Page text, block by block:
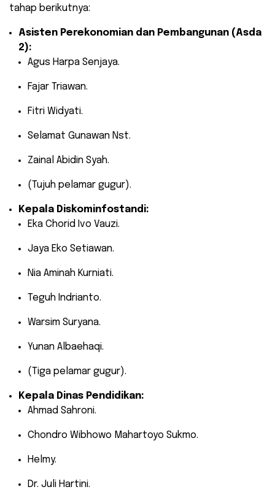
tahap berikutnya:
Asisten Perekonomian dan Pembangunan (Asda
2):
Agus Harpa Senjaya.
Fajar Triawan.
Fitri Widyati.
Selamat Gunawan Nst.
Zainal Abidin Syah.
(Tujuh pelamar gugur).
Kepala Diskominfostandi:
Eka Chorid Ivo Vauzi.
Jaya Eko Setiawan.
Nia Aminah Kurniati.
Teguh Indrianto.
Warsim Suryana.
Yunan Albaehaqi.
(Tiga pelamar gugur).
Kepala Dinas Pendidikan:
Ahmad Sahroni.
Chondro Wibhowo Mahartoyo Sukmo.
Helmy.
Dr. Juli Hartini.